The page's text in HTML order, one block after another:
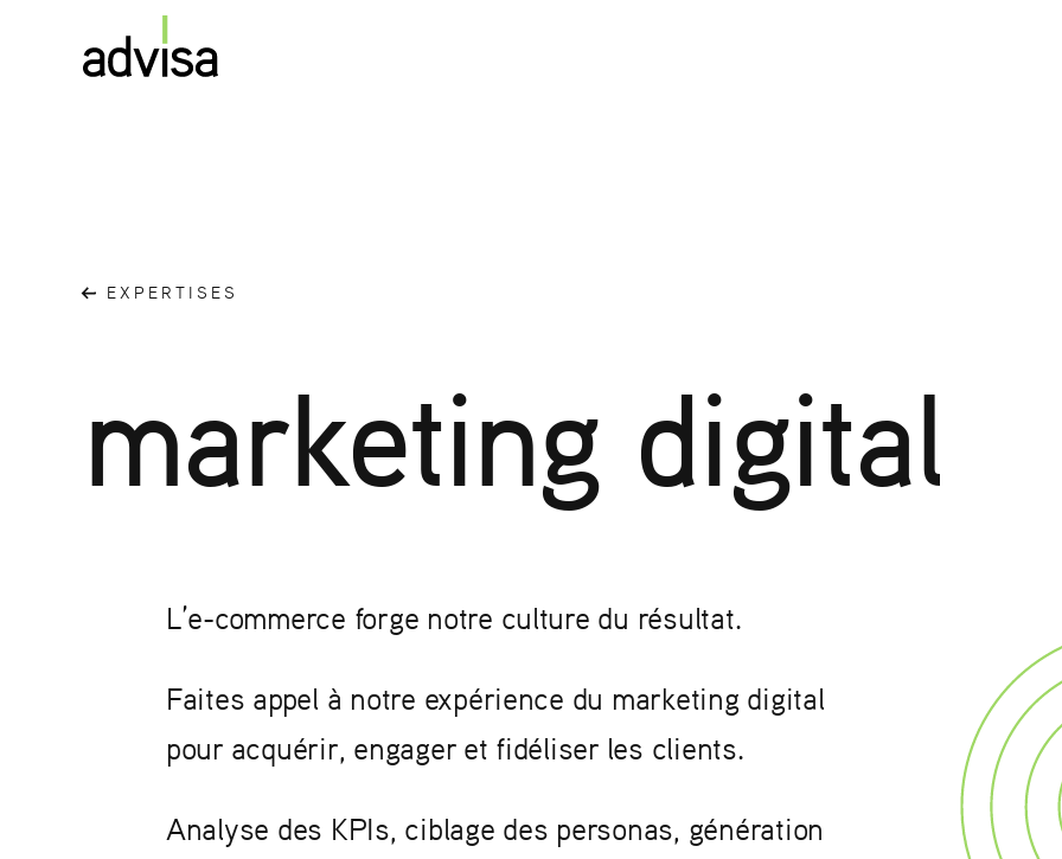
EXPERTISES
marketing digital
L’e-commerce forge notre culture du résultat.
Faites appel à notre expérience du marketing digital
pour acquérir, engager et fidéliser les clients.
Analyse des KPIs, ciblage des personas, génération